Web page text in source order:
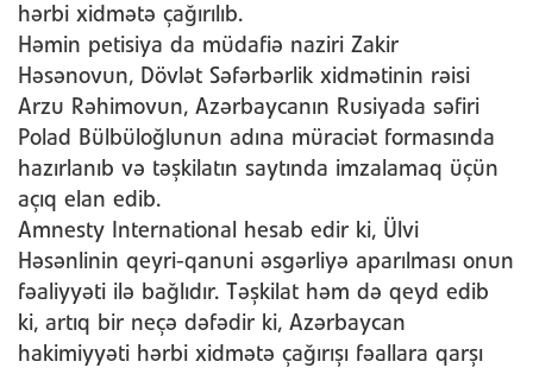
hərbi xidmətə çağırılıb.
Həmin petisiya da müdafiə naziri Zakir
Həsənovun, Dövlət Səfərbərlik xidmətinin rəisi
Arzu Rəhimovun, Azərbaycanın Rusiyada səfiri
Polad Bülbüloğlunun adına müraciət formasında
hazırlanıb və təşkilatın saytında imzalamaq üçün
açıq elan edib.
Amnesty International hesab edir ki, Ülvi
Həsənlinin qeyri-qanuni əsgərliyə aparılması onun
fəaliyyəti ilə bağlıdır. Təşkilat həm də qeyd edib
ki, artıq bir neçə dəfədir ki, Azərbaycan
hakimiyyəti hərbi xidmətə çağırışı fəallara qarşı